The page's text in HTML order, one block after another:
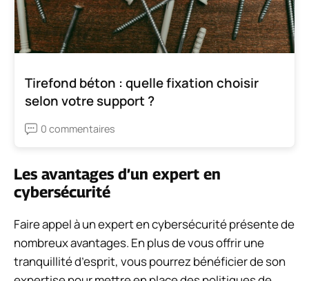
Tirefond béton : quelle fixation choisir
selon votre support ?
0 commentaires
Les avantages d’un expert en
cybersécurité
Faire appel à un expert en cybersécurité présente de
nombreux avantages. En plus de vous offrir une
tranquillité d’esprit, vous pourrez bénéficier de son